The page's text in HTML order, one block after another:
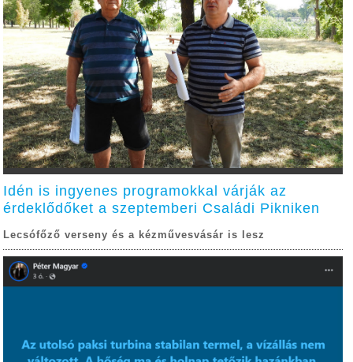
Idén is ingyenes programokkal várják az
érdeklődőket a szeptemberi Családi Pikniken
Lecsófőző verseny és a kézművesvásár is lesz